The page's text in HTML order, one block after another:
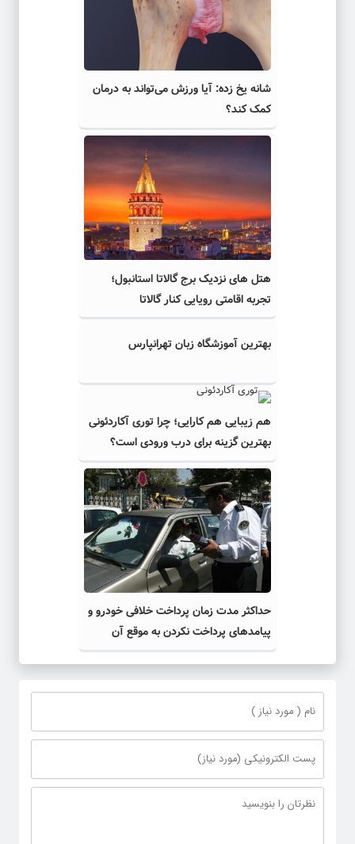
شانه یخ زده: آیا ورزش می‌تواند به درمان
کمک کند؟
هتل های نزدیک برج گالاتا استانبول؛
تجربه اقامتی رویایی کنار گالاتا
بهترین آموزشگاه زبان تهرانپارس
هم زیبایی هم کارایی؛ چرا توری آکاردئونی
بهترین گزینه برای درب ورودی است؟
حداکثر مدت زمان پرداخت خلافی خودرو و
پیامدهای پرداخت نکردن به موقع آن